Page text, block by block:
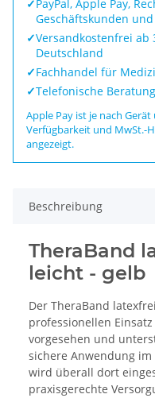
✓PayPal, Apple Pay,
Geschäftskunden und
✓Versandkostenfrei ab
Deutschland
✓Fachhandel für
✓Telefonische
Apple Pay ist je nach
Verfügbarkeit und MwSt.-
angezeigt.
Beschreibung
TheraBand
leicht - gelb
Der TheraBand
professionellen
vorgesehen und
sichere Anwendung
wird überall dort
praxisgerechte